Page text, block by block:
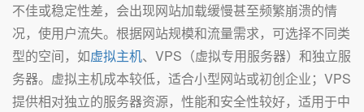
不佳或稳定性差，会出现网站加载缓慢甚至频繁崩溃的情
况，使用户流失。根据网站规模和流量需求，可选择不同类
型的空间，如虚拟主机、VPS（虚拟专用服务器）和独立服
务器。虚拟主机成本较低，适合小型网站或初创企业；VPS
提供相对独立的服务器资源，性能和安全性较好，适用于中